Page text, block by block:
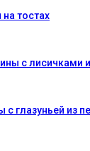
на тостах
с лисичками
с глазуньей из